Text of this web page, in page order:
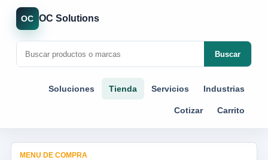
OC OC Solutions
Buscar
Soluciones Tienda Servicios Industrias
Cotizar Carrito
MENU DE COMPRA